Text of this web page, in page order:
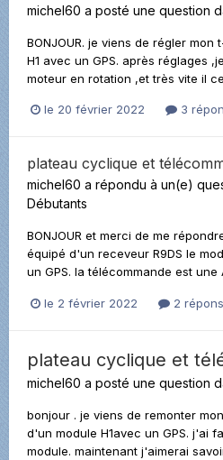
michel60 a posté une question
BONJOUR. je viens de régler
H1 avec un GPS. après réglages
moteur en rotation ,et très vite il
le 20 février 2022 3
plateau cyclique et
michel60 a répondu à un(e)
Débutants
BONJOUR et merci de me
équipé d'un receveur R9DS le
un GPS. la télécommande est une
le 2 février 2022 2
plateau cyclique et
michel60 a posté une question
bonjour . je viens de remonter
d'un module H1avec un GPS. j'ai
module. maintenant j'aimerai